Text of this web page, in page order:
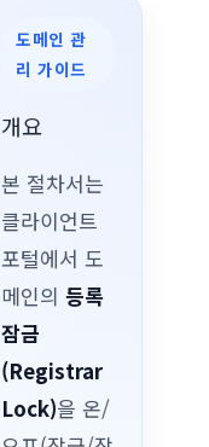
도메인 관
리 가이드
개요
본 절차서는
클라이언트
포털에서 도
메인의등록
잠금
(Registrar
Lock)을 온/